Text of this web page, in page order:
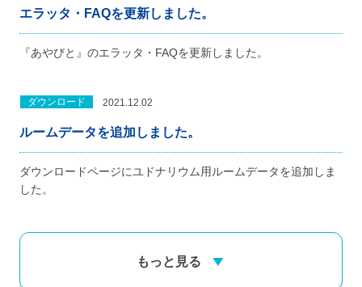
エラッタ・FAQを更新しました。
『あやびと』のエラッタ・FAQを更新しました。
ダウンロード 2021.12.02
ルームデータを追加しました。
ダウンロードページにユドナリウム用ルームデータを追加しま
した。
もっと見る